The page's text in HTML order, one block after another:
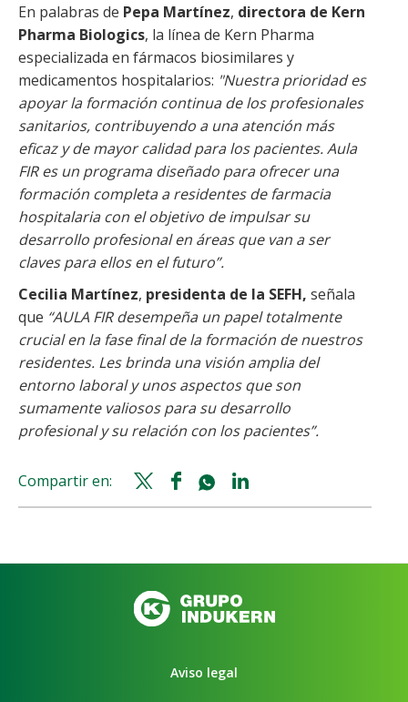
En palabras de Pepa Martínez, directora de Kern
Pharma Biologics, la línea de Kern Pharma
especializada en fármacos biosimilares y
medicamentos hospitalarios: "Nuestra prioridad es
apoyar la formación continua de los profesionales
sanitarios, contribuyendo a una atención más
eficaz y de mayor calidad para los pacientes.Aula
FIR es un programa diseñado para ofrecer una
formación completa a residentes de farmacia
hospitalaria con el objetivo de impulsar su
desarrollo profesional en áreas que van a ser
claves para ellos en el futuro”.
Cecilia Martínez, presidenta de la SEFH, señala
que “AULA FIR desempeña un papel totalmente
crucial en la fase final de la formación de nuestros
residentes. Les brinda una visión amplia del
entorno laboral y unos aspectos que son
sumamente valiosos para su desarrollo
profesional y su relación con los pacientes”.
Compartir en:
Twitter
share
Facebook
share
Whatsapp
shareshare
Aviso legal